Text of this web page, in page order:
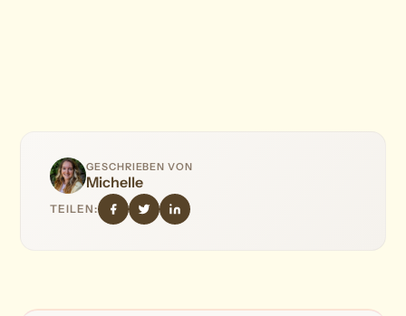
GESCHRIEBEN VON
Michelle
TEILEN: